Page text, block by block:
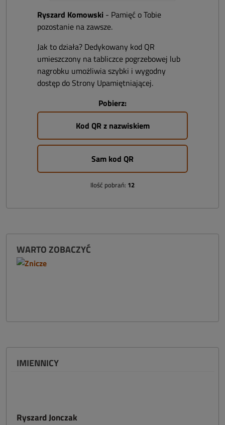
Ryszard Komowski - Pamięć o Tobie
pozostanie na zawsze.
Jak to działa? Dedykowany kod QR
umieszczony na tabliczce pogrzebowej lub
nagrobku umożliwia szybki i wygodny
dostęp do Strony Upamiętniającej.
Pobierz:
Kod QR z nazwiskiem
Sam kod QR
Ilość pobrań: 12
WARTO ZOBACZYĆ
IMIENNICY
Ryszard Jonczak